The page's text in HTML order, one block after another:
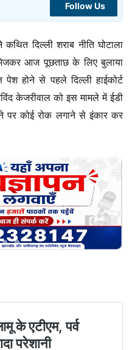
Follow Us
दिल्ली शराब नीति घोटाला
आज पूछताछ के लिए बुलाया
होने से पहले दिल्ली हाईकोर्ट
केजरीवाल को इस मामले में ईडी
पर कोई रोक लगाने से इंकार कर